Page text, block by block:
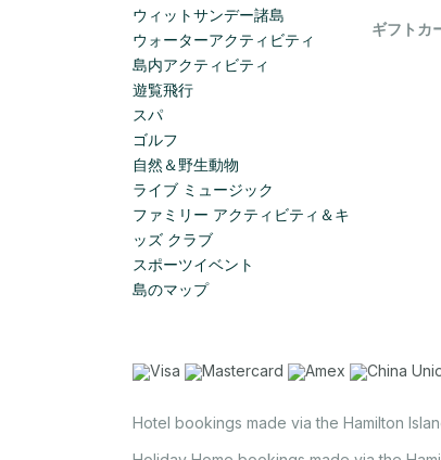
ウィットサンデー諸島
ウォーターアクティビティ
島内アクティビティ
遊覧飛行
スパ
ゴルフ
自然＆野生動物
ライブ ミュージック
ファミリー アクティビティ＆キ
ッズ クラブ
スポーツイベント
島のマップ
ギフトカ
Hotel bookings made via the Hamilton